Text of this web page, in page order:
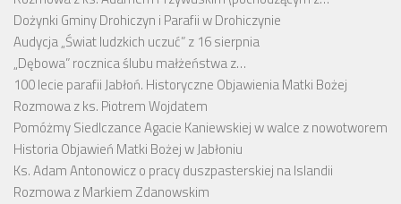
Dożynki Gminy Drohiczyn i Parafii w Drohiczynie
Audycja „Świat ludzkich uczuć” z 16 sierpnia
„Dębowa” rocznica ślubu małżeństwa z…
100 lecie parafii Jabłoń. Historyczne Objawienia Matki Bożej
Rozmowa z ks. Piotrem Wojdatem
Pomóżmy Siedlczance Agacie Kaniewskiej w walce z nowotworem
Historia Objawień Matki Bożej w Jabłoniu
Ks. Adam Antonowicz o pracy duszpasterskiej na Islandii
Rozmowa z Markiem Zdanowskim